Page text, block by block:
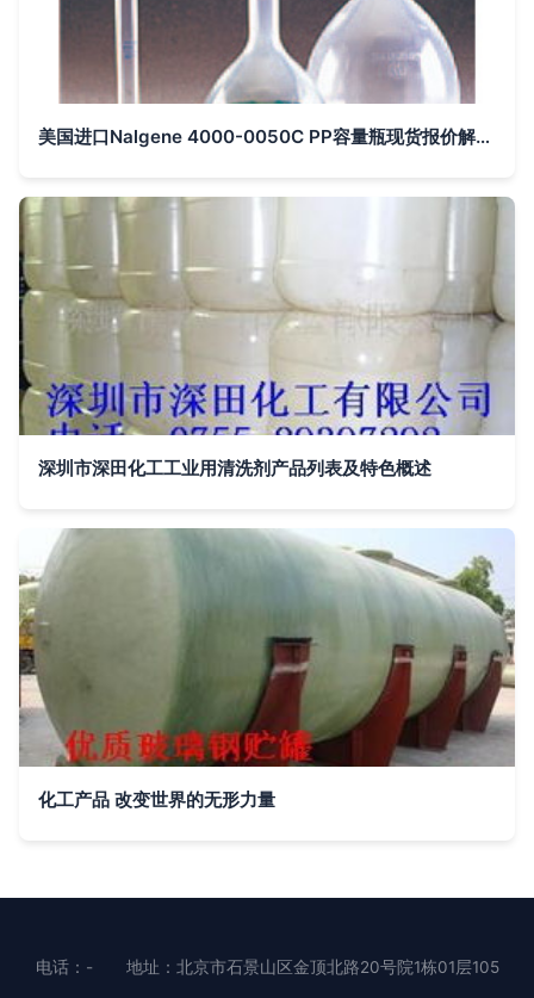
美国进口Nalgene 4000-0050C PP容量瓶现货报价解析及中国市场应用
深圳市深田化工工业用清洗剂产品列表及特色概述
化工产品 改变世界的无形力量
电话：- 地址：北京市石景山区金顶北路20号院1栋01层105